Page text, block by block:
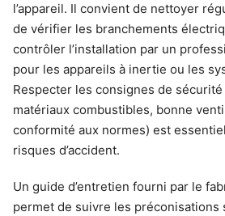
l’appareil. Il convient de nettoyer
de vérifier les branchements
contrôler l’installation par un
pour les appareils à inertie ou les
Respecter les consignes de
matériaux combustibles, bonne
conformité aux normes) est
risques d’accident.
Un guide d’entretien fourni par le
permet de suivre les préconisations